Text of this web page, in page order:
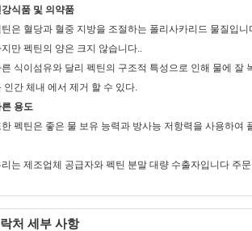
강식품 및 의약품
은 혈당과 혈중 지방을 조절하는 폴리사카리드 물질입
만 펙틴의 양은 크지 않습니다..
른 식이섬유와 달리 펙틴의 구조적 특성으로 인해 물에 잘
인간 체내 에서 제거 할 수 있다.
른 용도
한 펙틴은 좋은 물 보유 능력과 방사능 저항력을 사용하여
리는 제조업체 공급자와 펙틴 분말 대량 수출자입니다 주
처 세부 사항